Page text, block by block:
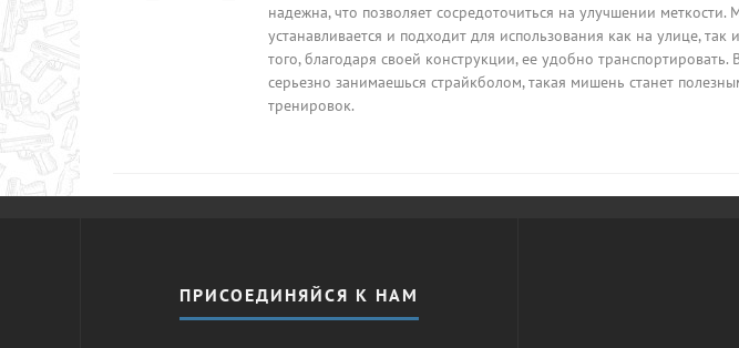
надежна, что позволяет сосредоточиться на улучшении меткости.
устанавливается и подходит для использования как на улице,
того, благодаря своей конструкции, ее удобно
серьезно занимаешься страйкболом, такая мишень станет
тренировок.
ПРИСОЕДИНЯЙСЯ К НАМ